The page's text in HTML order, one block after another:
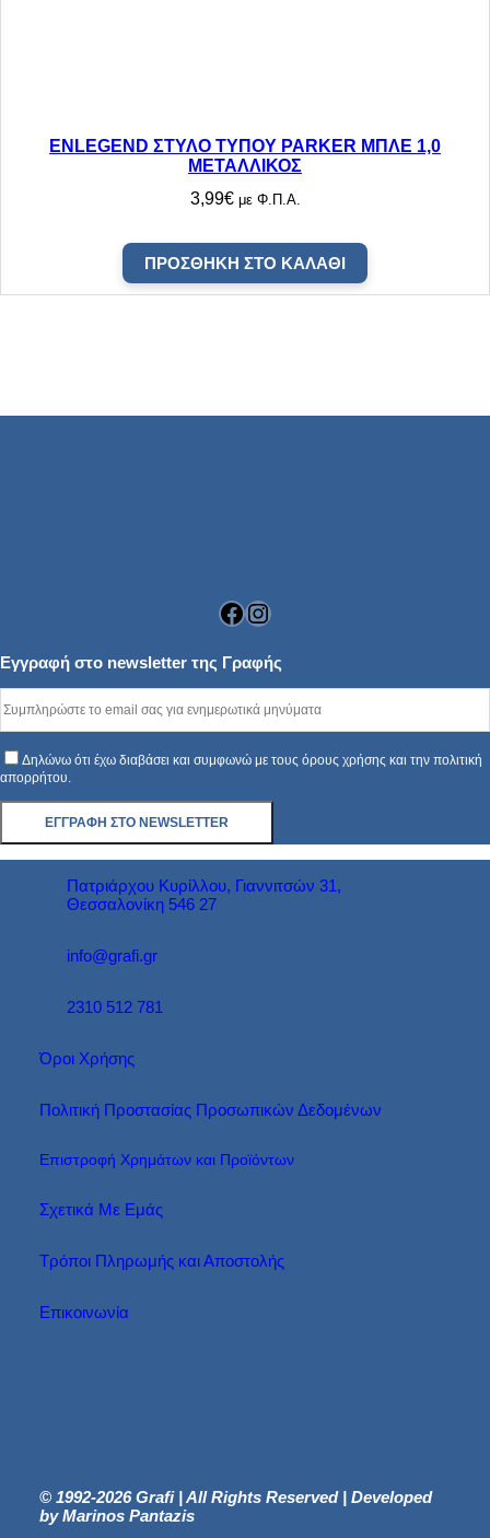
ENLEGEND ΣΤΥΛΟ ΤΥΠΟΥ PARKER ΜΠΛΕ 1,0
ΜΕΤΑΛΛΙΚΟΣ
3,99€ με Φ.Π.Α.
ΠΡΟΣΘΉΚΗ ΣΤΟ ΚΑΛΆΘΙ
Facebook
Instagram
Εγγραφή στο newsletter της Γραφής
Δηλώνω ότι έχω διαβάσει και συμφωνώ με τους όρους χρήσης και την πολιτική
απορρήτου.
Πατριάρχου Κυρίλλου, Γιαννιτσών 31,
Θεσσαλονίκη 546 27
info@grafi.gr
2310 512 781
Όροι Χρήσης
Πολιτική Προστασίας Προσωπικών Δεδομένων
Επιστροφή Χρημάτων και Προϊόντων
Σχετικά Με Εμάς
Τρόποι Πληρωμής και Αποστολής
Επικοινωνία
© 1992-2026 Grafi | All Rights Reserved | Developed
by Marinos Pantazis